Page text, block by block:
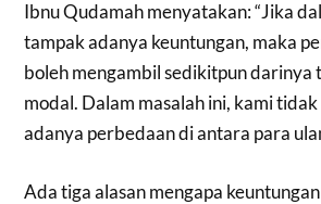
Ibnu Qudamah menyatakan: “Jika
tampak adanya keuntungan, maka
boleh mengambil sedikitpun darinya
modal. Dalam masalah ini, kami
adanya perbedaan di antara para
Ada tiga alasan mengapa